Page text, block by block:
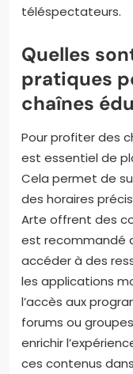
téléspectateurs.
Quelles
pratiques
chaînes
Pour profiter des
est essentiel de
Cela permet de
des horaires
Arte offrent des
est recommandé
accéder à des
les applications
l’accès aux
forums ou
enrichir
ces contenus